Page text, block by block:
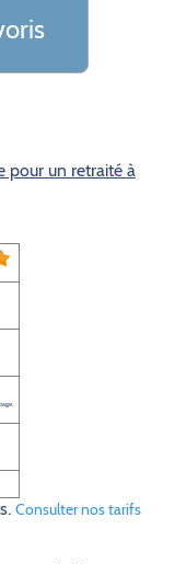
pour un retraité à
Consulter nos tarifs